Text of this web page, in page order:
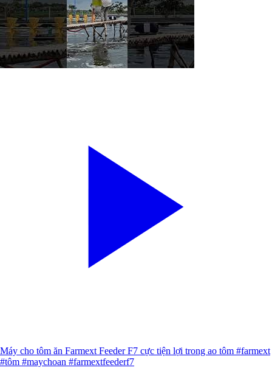
Máy cho tôm ăn Farmext Feeder F7 cực tiện lợi trong ao tôm #farmext
#tôm #maychoan #farmextfeederf7